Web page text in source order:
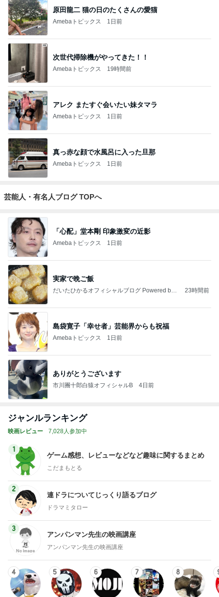
原田龍二 猫の日のたくさんの愛猫
Amebaトピックス 1日前
次世代掃除機がやってきた！！
Amebaトピックス 19時間前
アレク またすぐ会いたい妹タマラ
Amebaトピックス 1日前
真っ赤な顔で水風呂に入った旦那
Amebaトピックス 1日前
芸能人・有名人ブログ TOPへ
「心配」堂本剛 印象激変の近影
Amebaトピックス 1日前
実家で晩ご飯
だいたひかるオフィシャルブログ Powered by
23時間前
島袋寛子「幸せ者」芸能界からも祝福
Amebaトピックス 1日前
ありがとうございます
市川團十郎白猿オフィシャルB 4日前
ジャンルランキング
映画レビュー 7,028人参加中
1
ゲーム感想、レビューなどなど趣味に関するまとめ
こだまもとる
2
連ドラについてじっくり語るブログ
ドラマミタロー
3
アンパンマン先生の映画講座
アンパンマン先生の映画講座
4 5 6 7 8